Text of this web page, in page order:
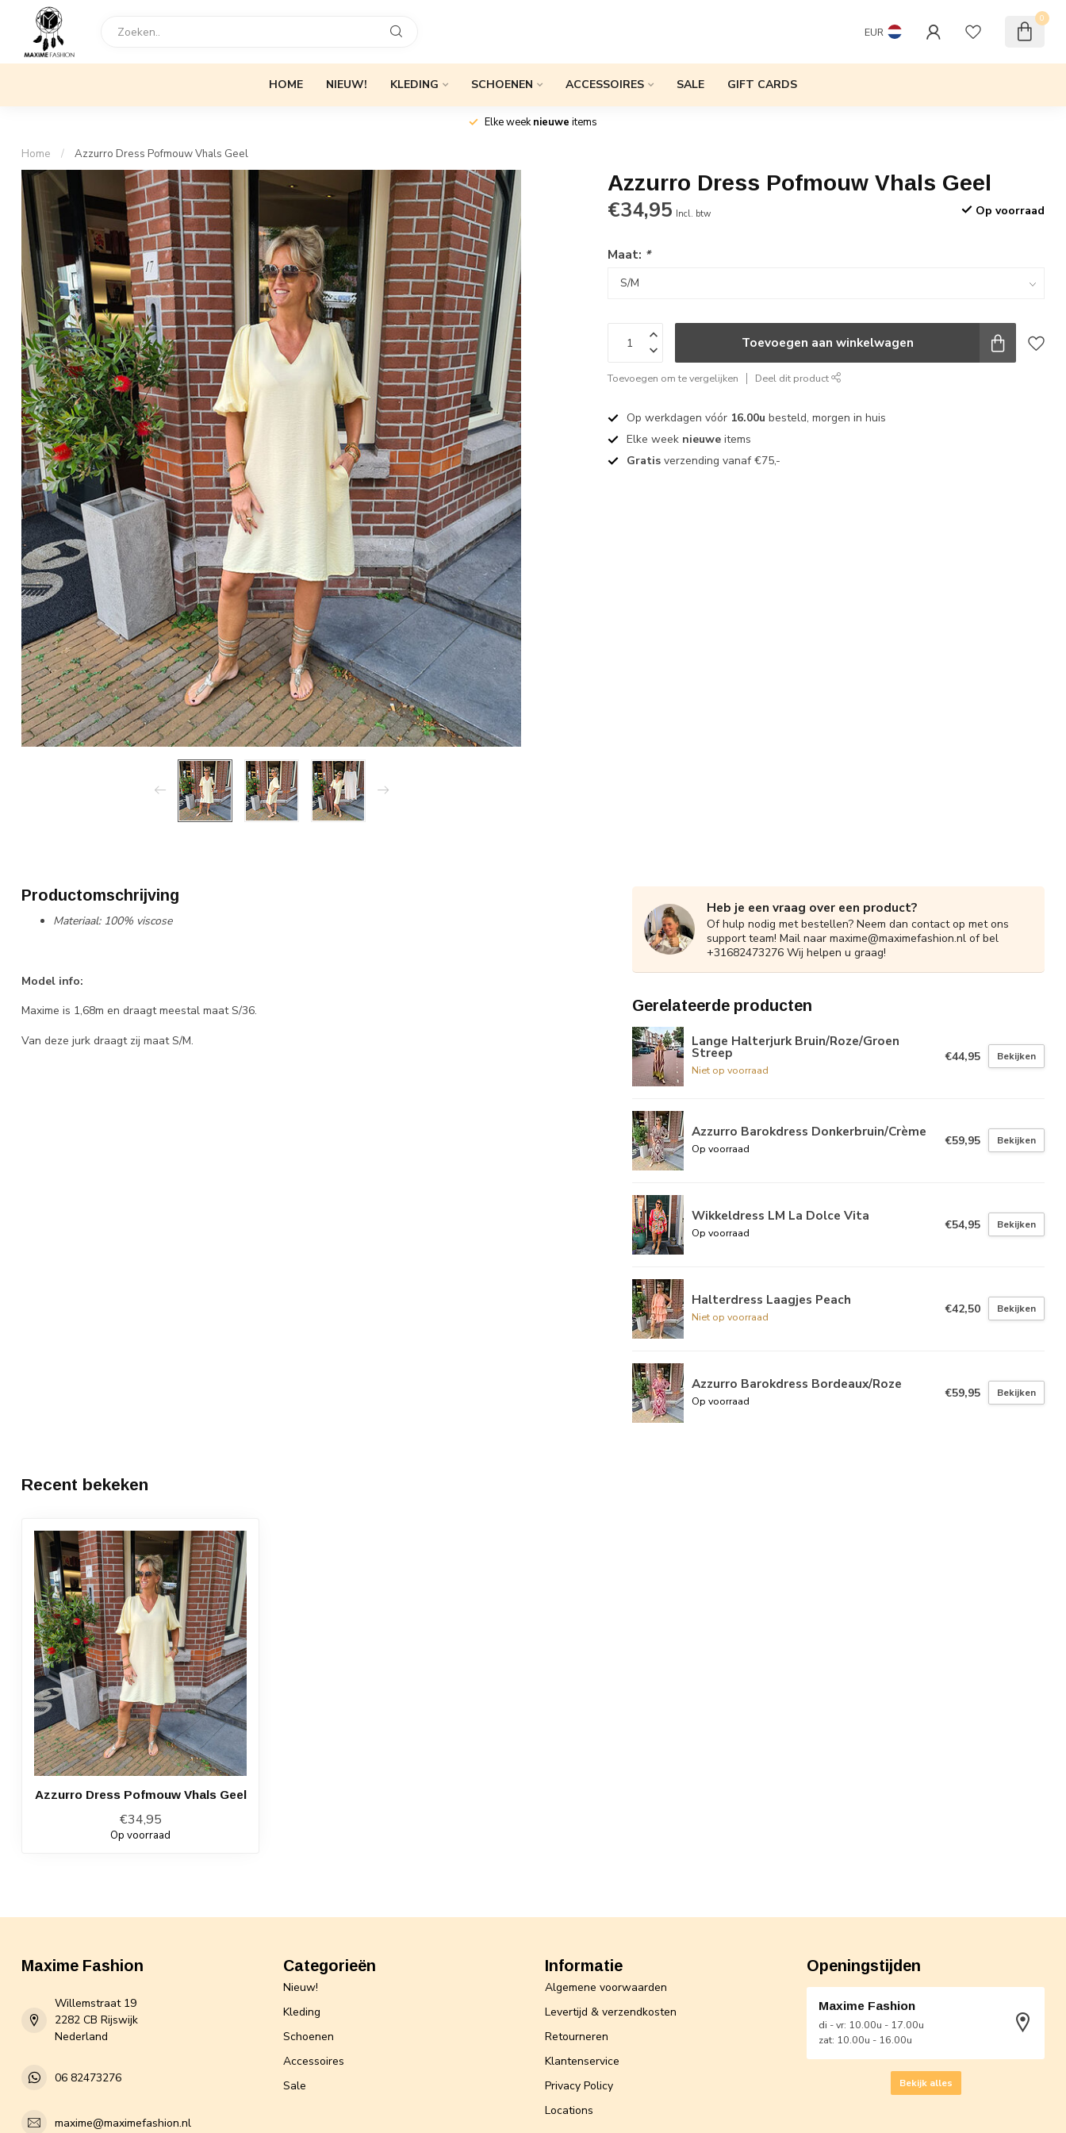
EUR
0
HOME NIEUW! KLEDING SCHOENEN ACCESSOIRES SALE GIFT CARDS
Elke weeknieuwe items
Home / Azzurro Dress Pofmouw Vhals Geel
Azzurro Dress Pofmouw Vhals Geel
€34,95 Incl. btw Op voorraad
Maat: *
Toevoegen aan winkelwagen
Toevoegen om te vergelijken Deel dit product
Op werkdagen vóór 16.00u besteld, morgen in huis
Elke week nieuwe items
Gratis verzending vanaf €75,-
Productomschrijving
Materiaal: 100% viscose
Model info:
Maxime is 1,68m en draagt meestal maat S/36.
Van deze jurk draagt zij maat S/M.
Heb je een vraag over een product?
Of hulp nodig met bestellen? Neem dan contact op met ons
support team! Mail naar maxime@maximefashion.nl of bel
+31682473276 Wij helpen u graag!
Gerelateerde producten
Lange Halterjurk Bruin/Roze/Groen
Streep
Niet op voorraad
€44,95 Bekijken
Azzurro Barokdress Donkerbruin/Crème
Op voorraad
€59,95 Bekijken
Wikkeldress LM La Dolce Vita
Op voorraad
€54,95 Bekijken
Halterdress Laagjes Peach
Niet op voorraad
€42,50 Bekijken
Azzurro Barokdress Bordeaux/Roze
Op voorraad
€59,95 Bekijken
Recent bekeken
Azzurro Dress Pofmouw Vhals Geel
€34,95
Op voorraad
Maxime Fashion
Willemstraat 19
2282 CB Rijswijk
Nederland
06 82473276
maxime@maximefashion.nl
Categorieën
Nieuw!
Kleding
Schoenen
Accessoires
Sale
Informatie
Algemene voorwaarden
Levertijd & verzendkosten
Retourneren
Klantenservice
Privacy Policy
Locations
Openingstijden
Maxime Fashion
di - vr: 10.00u - 17.00u
zat: 10.00u - 16.00u
Bekijk alles